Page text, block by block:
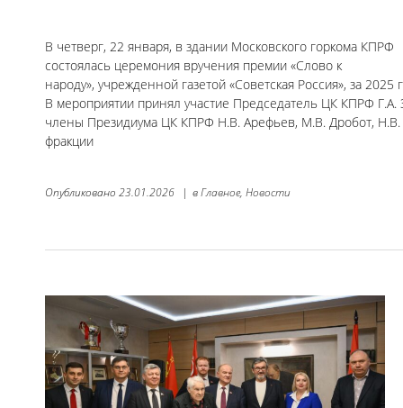
В четверг, 22 января, в здании Московского горкома КПРФ
состоялась церемония вручения премии «Слово к
народу», учрежденной газетой «Советская Россия», за 2025
В мероприятии принял участие Председатель ЦК КПРФ
члены Президиума ЦК КПРФ Н.В. Арефьев, М.В. Дробот,
фракции
Опубликовано 23.01.2026 | вГлавное, Новости